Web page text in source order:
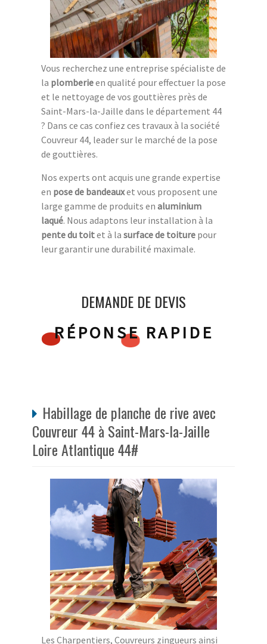
Vous recherchez une entreprise spécialiste de
la plomberieen qualité pour effectuer la pose
et le nettoyage de vos gouttières près de
Saint-Mars-la-Jaille dans le département 44
? Dans ce cas confiez ces travaux à la société
Couvreur 44, leader sur le marché de la pose
de gouttières.
Nos experts ont acquis une grande expertise
en pose de bandeauxet vous proposent une
large gamme de produits en aluminium
laqué. Nous adaptons leur installation à la
pente du toitet à la surface de toiture pour
leur garantir une durabilité maximale.
DEMANDE DE DEVIS
RÉPONSE RAPIDE
Habillage de planche de rive avec
Couvreur 44 à Saint-Mars-la-Jaille
Loire Atlantique 44#
Les Charpentiers, Couvreurs zingueurs ainsi